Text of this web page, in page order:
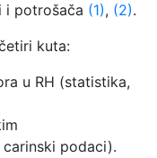
i potrošača (1), (2).
kuta:
u RH (statistika,
carinski podaci).